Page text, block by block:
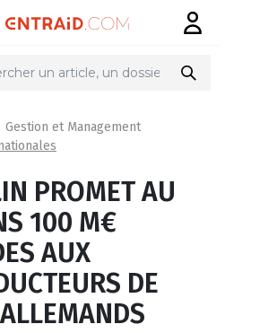
Gestion et Management
PROMET AU
100 M€
AUX
DE